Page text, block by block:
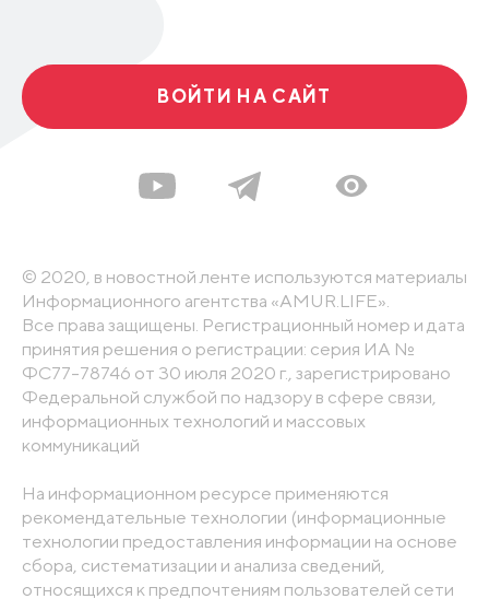
ВОЙТИ НА САЙТ
© 2020, в новостной ленте используются материалы
Информационного агентства «AMUR.LIFE».
Все права защищены. Регистрационный номер и дата
принятия решения о регистрации: серия ИА №
ФС77-78746 от 30 июля 2020 г., зарегистрировано
Федеральной службой по надзору в сфере связи,
информационных технологий и массовых
коммуникаций
На информационном ресурсе применяются
рекомендательные технологии (информационные
технологии предоставления информации на основе
сбора, систематизации и анализа сведений,
относящихся к предпочтениям пользователей сети